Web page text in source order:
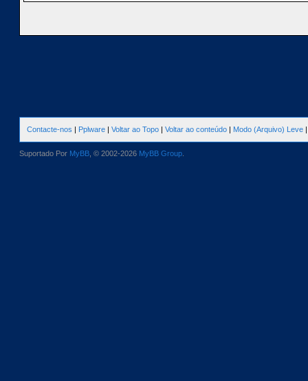
Contacte-nos | Pplware | Voltar ao Topo | Voltar ao conteúdo | Modo (Arquivo) Leve
Suportado Por MyBB , © 2002-2026 MyBB Group